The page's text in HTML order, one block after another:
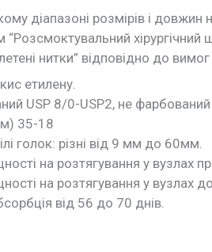
діапазоні розмірів і довжин
“Розсмоктувальний
нитки” відповідно до
етилену.
USP 8/0-USP2, не
35-18
голок: різні від 9 мм до 60мм.
на розтягування у вузлах
на розтягування у вузлах
від 56 до 70 днів.